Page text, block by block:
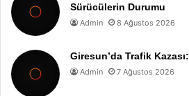
Sürücülerin Durumu
Admin 8 Ağustos 2026
Giresun’da Trafik
Admin 7 Ağustos 2026